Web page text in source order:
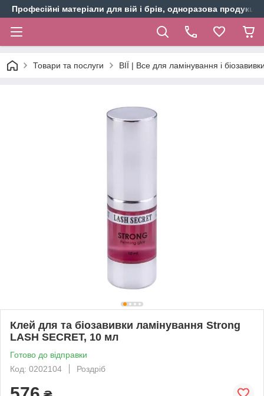
Професійні матеріали для вій і брів, одноразова продукція
Товари та послуги ВІЇ | Все для ламінування і
Клей для та біозавивки ламінування Strong
LASH SECRET, 10 мл
Готово до відправки
Код: 0202104
Роздріб